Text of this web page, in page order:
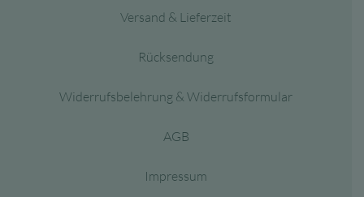
Versand & Lieferzeit
Rücksendung
Widerrufsbelehrung & Widerrufsformular
AGB
Impressum